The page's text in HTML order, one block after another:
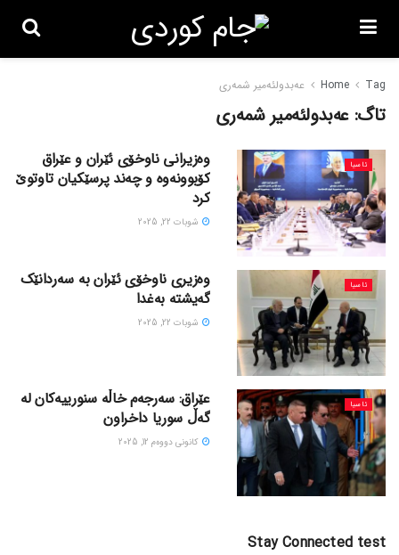
Home Tag عەبدولئەمیر شمەری
تاگ: عەبدولئەمیر شمەری
ئاسیا
وەزیرانی ناوخۆی ئێران و عێراق
کۆبوونەوە و چەند پرسێکیان تاوتوێ
کرد
شوبات 22, 2025
ئاسیا
وەزیری ناوخۆی ئێران بە سەردانێک
گەیشتە بەغدا
شوبات 22, 2025
ئاسیا
عێراق: سەرجەم خاڵە سنورییەکان لە
گەڵ سوریا داخراون
كانونی دووه‌م 12, 2025
Stay Connected test